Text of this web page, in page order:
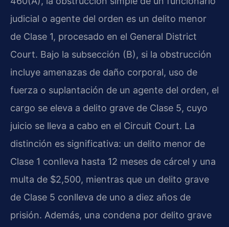
judicial o agente del orden es un delito menor
de Clase 1, procesado en el General District
Court. Bajo la subsección (B), si la obstrucción
incluye amenazas de daño corporal, uso de
fuerza o suplantación de un agente del orden, el
cargo se eleva a delito grave de Clase 5, cuyo
juicio se lleva a cabo en el Circuit Court. La
distinción es significativa: un delito menor de
Clase 1 conlleva hasta 12 meses de cárcel y una
multa de $2,500, mientras que un delito grave
de Clase 5 conlleva de uno a diez años de
prisión. Además, una condena por delito grave